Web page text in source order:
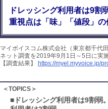
ドレッシング利用者は9
重視点は「味」「値段」
マイボイスコム株式会社（東京都千代
ネット調査を2019年9月1日～5日に実
【調査結果】
https://myel.myvoice.jp/
＜TOPICS＞
■ ドレッシング利用者は9割